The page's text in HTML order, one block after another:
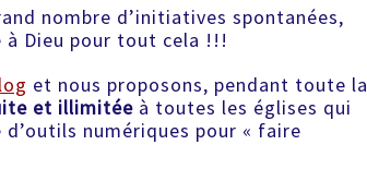
nombre d’initiatives spontanées,
à Dieu pour tout cela !!!
et nous proposons, pendant toute la
et illimitée à toutes les églises qui
numériques pour « faire